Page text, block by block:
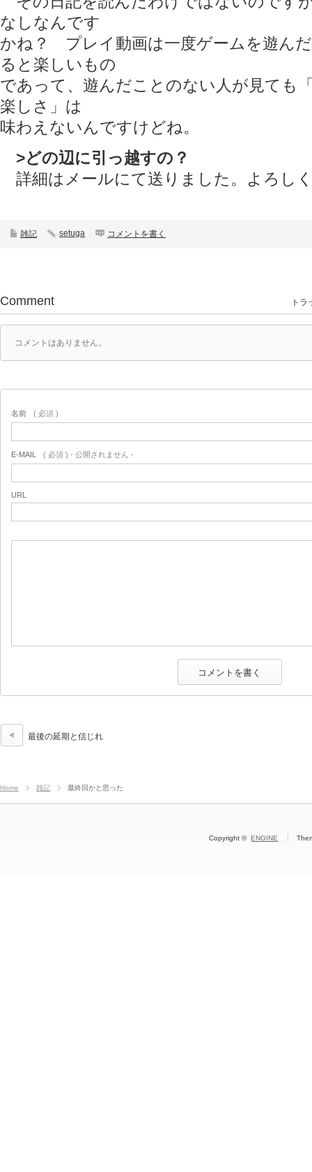
なしなんです
かね？ プレイ動画は一度ゲームを遊ん
ると楽しいもの
であって、遊んだことのない人が見ても
楽しさ」は
味わえないんですけどね。
>どの辺に引っ越すの？
詳細はメールにて送りました。よろし
雑記 setuga コメントを書く
Comment トラ
コメントはありません。
名前 ( 必須 )
E-MAIL ( 必須 ) - 公開されません -
URL
最後の延期と信じれ
Home 雑記 最終回かと思った
Copyright ©ENGINE